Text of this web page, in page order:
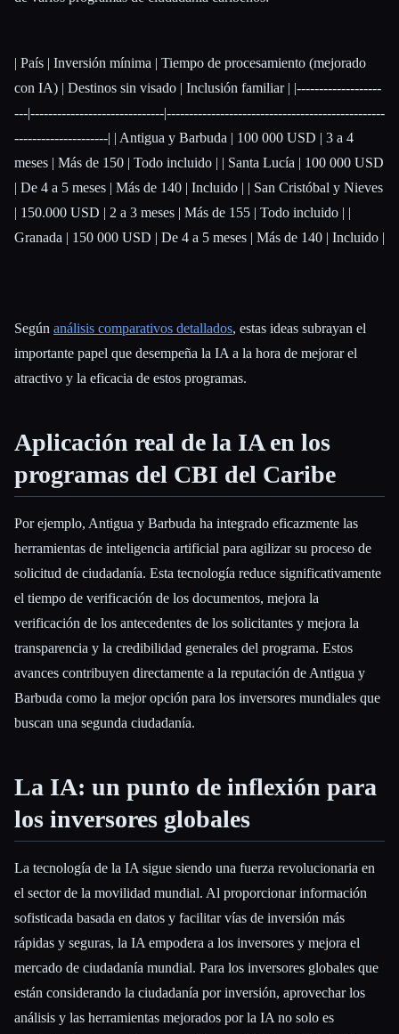
| País | Inversión mínima | Tiempo de procesamiento (mejorado
con IA) | Destinos sin visado | Inclusión familiar | |-------------------
---|------------------------------|-------------------------------------------------
---------------------| | Antigua y Barbuda | 100 000 USD | 3 a 4
meses | Más de 150 | Todo incluido | | Santa Lucía | 100 000 USD
| De 4 a 5 meses | Más de 140 | Incluido | | San Cristóbal y Nieves
| 150.000 USD | 2 a 3 meses | Más de 155 | Todo incluido | |
Granada | 150 000 USD | De 4 a 5 meses | Más de 140 | Incluido |
Según análisis comparativos detallados, estas ideas subrayan el
importante papel que desempeña la IA a la hora de mejorar el
atractivo y la eficacia de estos programas.
Aplicación real de la IA en los
programas del CBI del Caribe
Por ejemplo, Antigua y Barbuda ha integrado eficazmente las
herramientas de inteligencia artificial para agilizar su proceso de
solicitud de ciudadanía. Esta tecnología reduce significativamente
el tiempo de verificación de los documentos, mejora la
verificación de los antecedentes de los solicitantes y mejora la
transparencia y la credibilidad generales del programa. Estos
avances contribuyen directamente a la reputación de Antigua y
Barbuda como la mejor opción para los inversores mundiales que
buscan una segunda ciudadanía.
La IA: un punto de inflexión para
los inversores globales
La tecnología de la IA sigue siendo una fuerza revolucionaria en
el sector de la movilidad mundial. Al proporcionar información
sofisticada basada en datos y facilitar vías de inversión más
rápidas y seguras, la IA empodera a los inversores y mejora el
mercado de ciudadanía mundial. Para los inversores globales que
están considerando la ciudadanía por inversión, aprovechar los
análisis y las herramientas mejorados por la IA no solo es